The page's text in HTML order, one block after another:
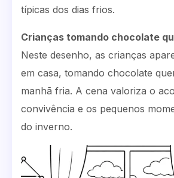
típicas dos dias frios.
Crianças tomando chocolate
Neste desenho, as crianças
em casa, tomando chocolate
manhã fria. A cena valoriza o
convivência e os pequenos
do inverno.